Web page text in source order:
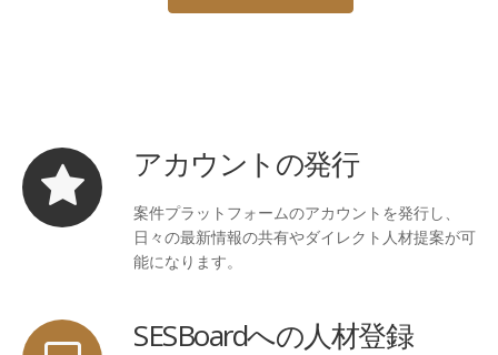
アカウントの発行
案件プラットフォームのアカウントを発行し、
日々の最新情報の共有やダイレクト人材提案が可
能になります。
SESBoardへの人材登録